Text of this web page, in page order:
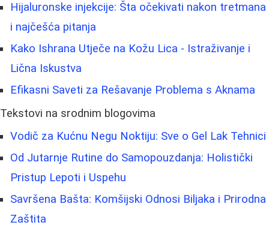
Hijaluronske injekcije: Šta očekivati nakon tretmana
i najčešća pitanja
Kako Ishrana Utječe na Kožu Lica - Istraživanje i
Lična Iskustva
Efikasni Saveti za Rešavanje Problema s Aknama
Tekstovi na srodnim blogovima
Vodič za Kućnu Negu Noktiju: Sve o Gel Lak Tehnici
Od Jutarnje Rutine do Samopouzdanja: Holistički
Pristup Lepoti i Uspehu
Savršena Bašta: Komšijski Odnosi Biljaka i Prirodna
Zaštita